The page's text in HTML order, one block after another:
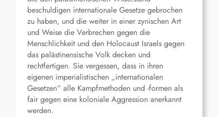
beschuldigen internationale Gesetze gebrochen
zu haben, und die weiter in einer zynischen Art
und Weise die Verbrechen gegen die
Menschlichkeit und den Holocaust Israels gegen
das palästinensische Volk decken und
rechtfertigen. Sie vergessen, dass in ihren
eigenen imperialistischen „internationalen
Gesetzen“ alle Kampfmethoden und -formen als
fair gegen eine koloniale Aggression anerkannt
werden.